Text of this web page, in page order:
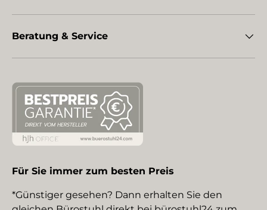
Beratung & Service
Für Sie immer zum besten Preis
*Günstiger gesehen? Dann erhalten Sie den